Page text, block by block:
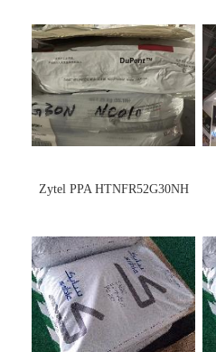
Zytel PPA HTNFR52G30NH